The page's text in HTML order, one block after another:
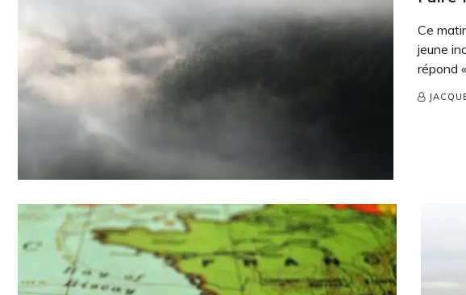
Ce
jeune
répond «